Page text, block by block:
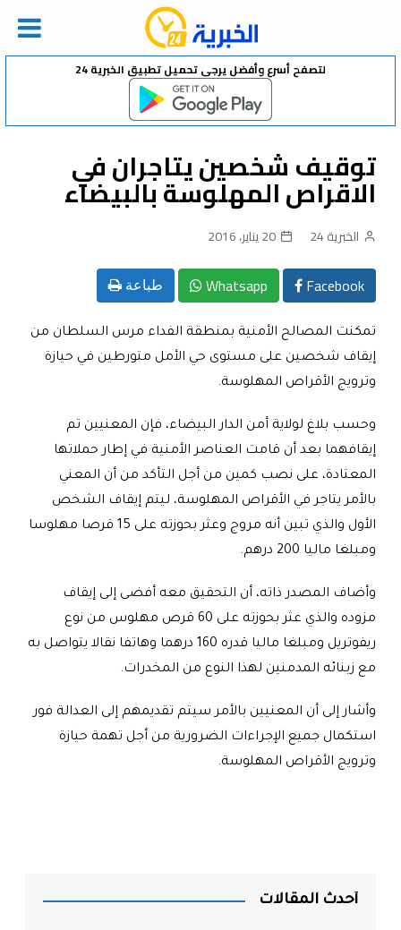
Skip
لتصفح أسرع وأفضل يرجى تحميل تطبيق الخبرية 24
توقيف شخصين يتاجران في
الاقراص المهلوسة بالبيضاء
الخبرية 24 20 يناير، 2016
Facebook
Whatsapp طباعة
تمكنت المصالح الأمنية بمنطقة الفداء مرس السلطان من
إيقاف شخصين على مستوى حي الأمل متورطين في حيازة
وترويج الأقراص المهلوسة.
وحسب بلاغ لولاية أمن الدار البيضاء، فإن المعنيين تم
إيقافهما بعد أن قامت العناصر الأمنية في إطار حملاتها
المعتادة، على نصب كمين من أجل التأكد من أن المعني
بالأمر يتاجر في الأقراص المهلوسة، ليتم إيقاف الشخص
الأول والذي تبين أنه مروج وعثر بحوزته على 15 قرصا مهلوسا
ومبلغا ماليا 200 درهم
.
وأضاف المصدر ذاته، أن التحقيق معه أفضى إلى إيقاف
مزوده والذي عثر بحوزته على 60 قرص مهلوس من نوع
ريفوتريل ومبلغا ماليا قدره 160 درهما وهاتفا نقالا يتواصل به
مع زبنائه المدمنين لهذا النوع من المخدرات.
وأشار إلى أن المعنيين بالأمر سيتم تقديمهم إلى العدالة فور
استكمال جميع الإجراءات الضرورية من أجل تهمة حيازة
وترويج الأقراص المهلوسة.
أحدث المقالات